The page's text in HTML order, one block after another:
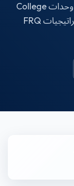
والحركية والتوازن والكيمياء الكهربائية عبر وحدات College
Board التسع. يشمل أسئلة المختبر واستراتيجيات FRQ